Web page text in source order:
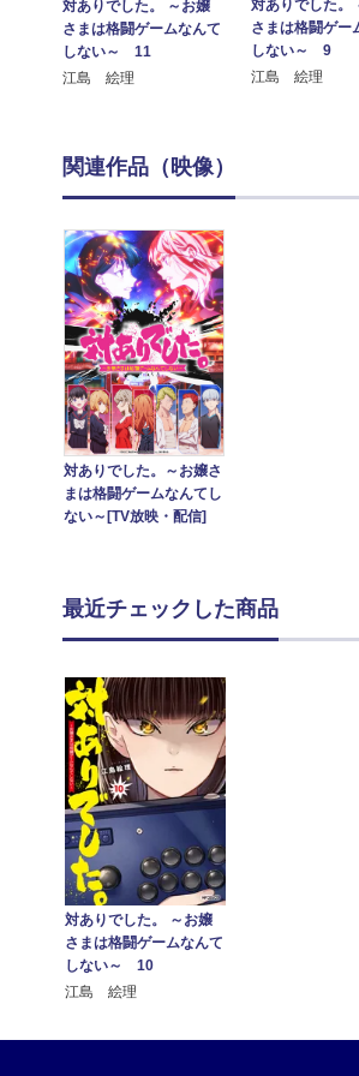
対ありでした。 ～お嬢
さまは格闘ゲームなんて
しない～ 11
江島 絵理
対ありでした。
さまは格闘ゲー
しない～ 9
江島 絵理
関連作品（映像）
対ありでした。～お嬢さ
まは格闘ゲームなんてし
ない～[TV放映・配信]
最近チェックした商品
対ありでした。 ～お嬢
さまは格闘ゲームなんて
しない～ 10
江島 絵理